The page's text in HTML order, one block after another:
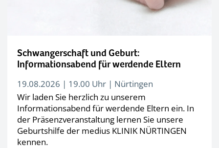
Schwangerschaft und Geburt:
Informationsabend für werdende Eltern
19.08.2026 | 19.00 Uhr | Nürtingen
Wir laden Sie herzlich zu unserem
Informationsabend für werdende Eltern ein. In
der Präsenzveranstaltung lernen Sie unsere
Geburtshilfe der medius KLINIK NÜRTINGEN
kennen.